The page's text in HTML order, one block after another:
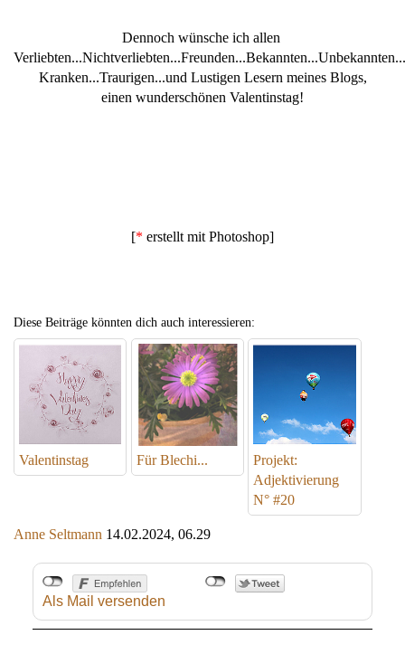
Dennoch wünsche ich allen
Verliebten...Nichtverliebten...Freunden...Bekannten...Unbekannten...
Kranken...Traurigen...und Lustigen Lesern meines Blogs,
einen wunderschönen Valentinstag!
[* erstellt mit Photoshop]
Diese Beiträge könnten dich auch interessieren:
Valentinstag Für Blechi...
Projekt:
Adjektivierung
N° #20
Anne Seltmann 14.02.2024, 06.29
Als Mail versenden